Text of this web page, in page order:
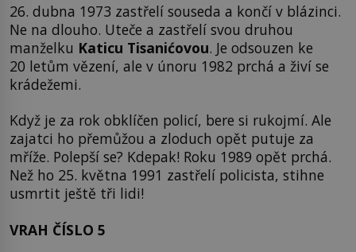
26. dubna 1973 zastřelí souseda a končí v blázinci.
Ne na dlouho. Uteče a zastřelí svou druhou
manželku Katicu Tisanićovou. Je odsouzen ke
20 letům vězení, ale v únoru 1982 prchá a živí se
krádežemi.
Když je za rok obklíčen policí, bere si rukojmí. Ale
zajatci ho přemůžou a zloduch opět putuje za
mříže. Polepší se? Kdepak! Roku 1989 opět prchá.
Než ho 25. května 1991 zastřelí policista, stihne
usmrtit ještě tři lidi!
VRAH ČÍSLO 5